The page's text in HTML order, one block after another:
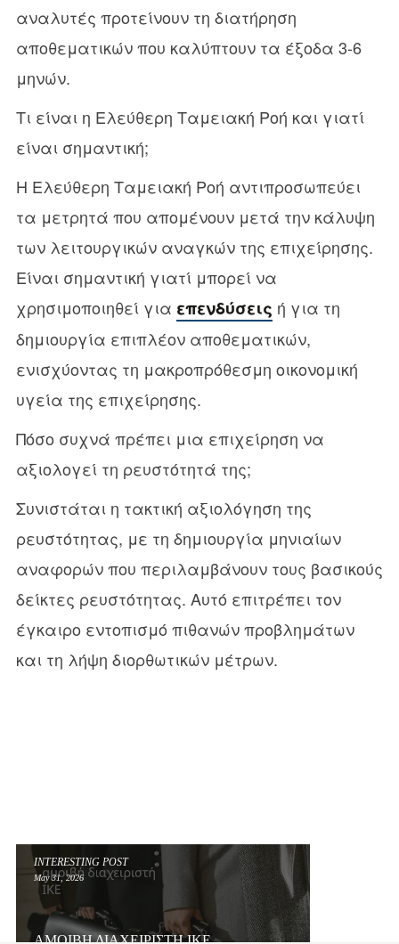
αναλυτές προτείνουν τη διατήρηση
αποθεματικών που καλύπτουν τα έξοδα 3-6
μηνών.
Τι είναι η Ελεύθερη Ταμειακή Ροή και γιατί
είναι σημαντική;
Η Ελεύθερη Ταμειακή Ροή αντιπροσωπεύει
τα μετρητά που απομένουν μετά την κάλυψη
των λειτουργικών αναγκών της επιχείρησης.
Είναι σημαντική γιατί μπορεί να
χρησιμοποιηθεί για επενδύσεις ή για τη
δημιουργία επιπλέον αποθεματικών,
ενισχύοντας τη μακροπρόθεσμη οικονομική
υγεία της επιχείρησης.
Πόσο συχνά πρέπει μια επιχείρηση να
αξιολογεί τη ρευστότητά της;
Συνιστάται η τακτική αξιολόγηση της
ρευστότητας, με τη δημιουργία μηνιαίων
αναφορών που περιλαμβάνουν τους βασικούς
δείκτες ρευστότητας. Αυτό επιτρέπει τον
έγκαιρο εντοπισμό πιθανών προβλημάτων
και τη λήψη διορθωτικών μέτρων.
INTERESTING POST
May 31, 2026
ΑΜΟΙΒΉ ΔΙΑΧΕΙΡΙΣΤΉ ΙΚΕ